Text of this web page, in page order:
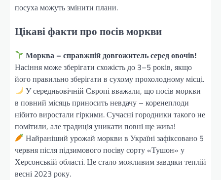
посуха можуть змінити плани.
Цікаві факти про посів моркви
Морква – справжній довгожитель серед овочів!
Насіння може зберігати схожість до 3–5 років, якщо
його правильно зберігати в сухому прохолодному місці.
У середньовічній Європі вважали, що посів моркви
в повний місяць приносить невдачу – коренеплоди
нібито виростали гіркими. Сучасні городники такого не
помітили, але традиція уникати повні ще жива!
Найраніший урожай моркви в Україні зафіксовано 5
червня після підзимового посіву сорту «Тушон» у
Херсонській області. Це стало можливим завдяки теплій
весні 2023 року.